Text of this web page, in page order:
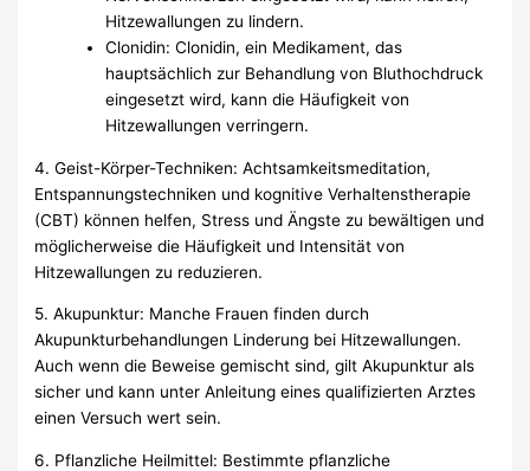
Hitzewallungen zu lindern.
Clonidin: Clonidin, ein Medikament, das
hauptsächlich zur Behandlung von Bluthochdruck
eingesetzt wird, kann die Häufigkeit von
Hitzewallungen verringern.
4. Geist-Körper-Techniken: Achtsamkeitsmeditation,
Entspannungstechniken und kognitive Verhaltenstherapie
(CBT) können helfen, Stress und Ängste zu bewältigen und
möglicherweise die Häufigkeit und Intensität von
Hitzewallungen zu reduzieren.
5. Akupunktur: Manche Frauen finden durch
Akupunkturbehandlungen Linderung bei Hitzewallungen.
Auch wenn die Beweise gemischt sind, gilt Akupunktur als
sicher und kann unter Anleitung eines qualifizierten Arztes
einen Versuch wert sein.
6. Pflanzliche Heilmittel: Bestimmte pflanzliche